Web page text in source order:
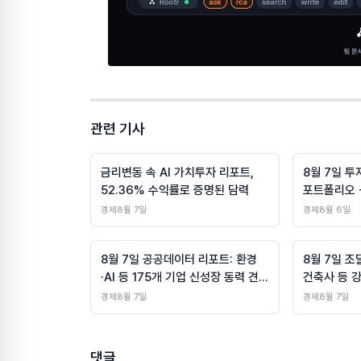
관련 기사
금리변동 속 AI 가치투자 리포트,
52.36% 수익률로 증명된 담력
경제 8월 7일
8월 7일 투
포트폴리
경제 8월 6일
8월 7일 공공데이터 리포트: 환경
·AI 등 175개 기업 신성장 동력 견
인
경제 8월 7일
8월 7일 조
건축사 등
산업 다변화
경제 8월 7일
댓글